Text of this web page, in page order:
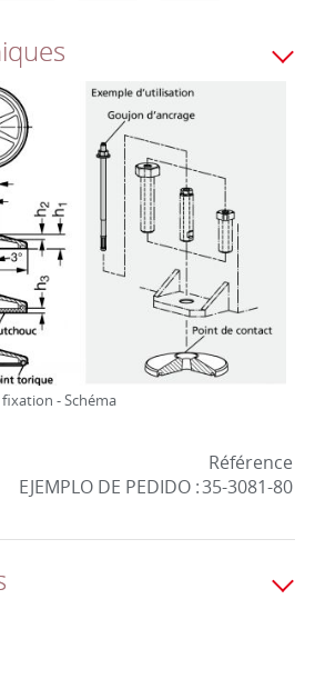
- Schéma
EJEMPLO DE PEDIDO :
Référence
35-3081-80